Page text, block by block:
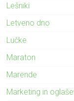
Lešniki
Letveno dno
Lučke
Maraton
Marende
Marketing in